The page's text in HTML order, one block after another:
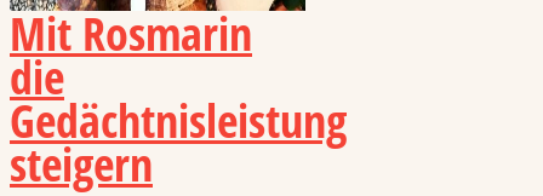
Mit Rosmarin
die
Gedächtnisleistung
steigern